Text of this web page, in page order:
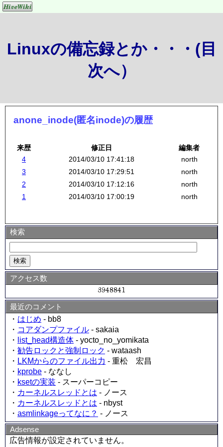
Linuxの備忘録とか・・・(目
次へ）
anone_inode(匿名inode)の履歴
来歴 修正日
編集者
4
2014/03/10 17:41:18
north
3
2014/03/10 17:29:51
north
2
2014/03/10 17:12:16
north
1
2014/03/10 17:00:19 north
検索
アクセス数
最近のコメント
・ はじめ - bb8
・ コアダンプファイル - sakaia
・
list_head構造体 - yocto_no_yomikata
・ 勧告ロックと強制ロック - wataash
・ LKMからのファイル出力 - 重松 宏昌
・ kprobe - ななし
・ ksetの実装 - スーパーコピー
・ カーネルスレッドとは - ノース
・ カーネルスレッドとは - nbyst
・ asmlinkageってなに？ - ノース
Adsense
広告情報が設定されていません。